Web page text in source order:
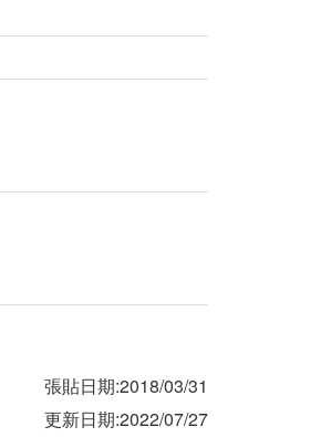
張貼日期:2018/03/31
更新日期:2022/07/27